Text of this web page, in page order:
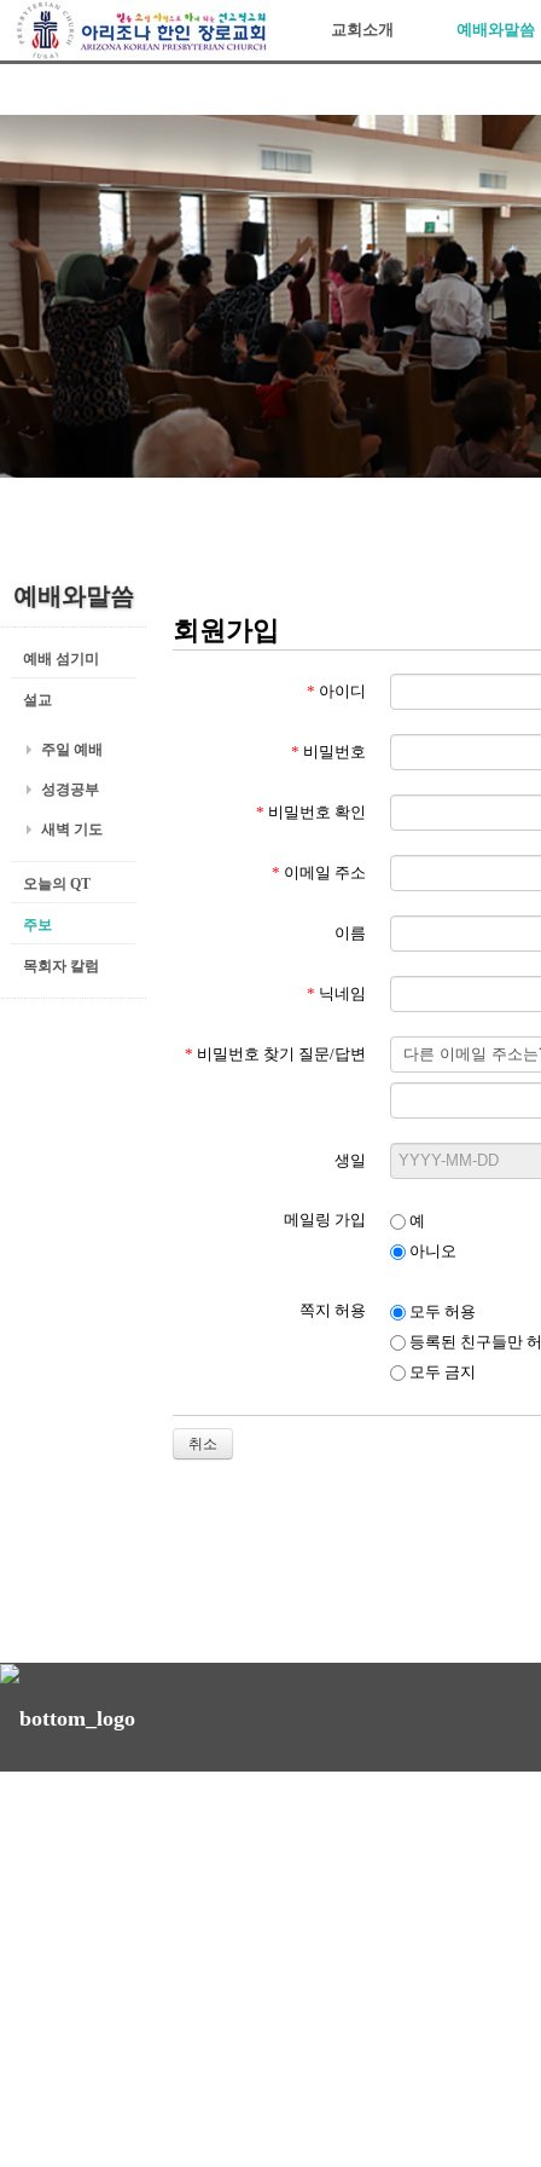
아리조나장로교회
교회소개 예배와말씀
예배와말씀
예배 섬기미
설교
주일 예배
성경공부
새벽 기도
오늘의 QT
주보
목회자 칼럼
회원가입
* 아이디
* 비밀번호
* 비밀번호 확인
* 이메일 주소
이름
* 닉네임
* 비밀번호 찾기 질문/답변
생일
메일링 가입
예
아니오
쪽지 허용
모두 허용
등록된 친구들만
모두 금지
취소